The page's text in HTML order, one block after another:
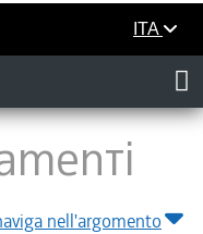
ITA
nell'argomento